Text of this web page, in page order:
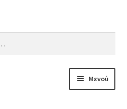
Μενού